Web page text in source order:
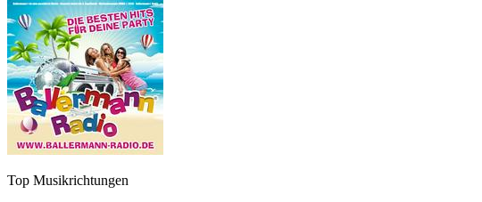
Top Musikrichtungen